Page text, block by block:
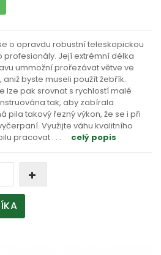
o opravdu robustní teleskopickou
Její extrémní délka
ummožní prořezávat větve ve
byste museli použít žebřík.
lze pak srovnat s rychlostí malé
tak, aby zabírala
pila takový řezný výkon, že se i při
Využijte váhu kvalitního
pracovat . . . celý popis